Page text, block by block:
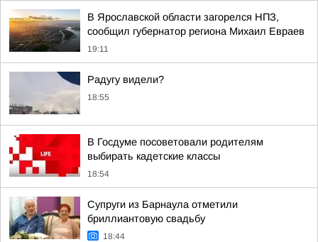
В Ярославской области загорелся НПЗ,
сообщил губернатор региона Михаил Евраев
19:11
Радугу видели?
18:55
В Госдуме посоветовали родителям
выбирать кадетские классы
18:54
Супруги из Барнаула отметили
бриллиантовую свадьбу
18:44